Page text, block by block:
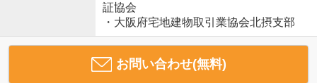
証協会
・大阪府宅地建物取引業協会北摂支部
お問い合わせ(無料)